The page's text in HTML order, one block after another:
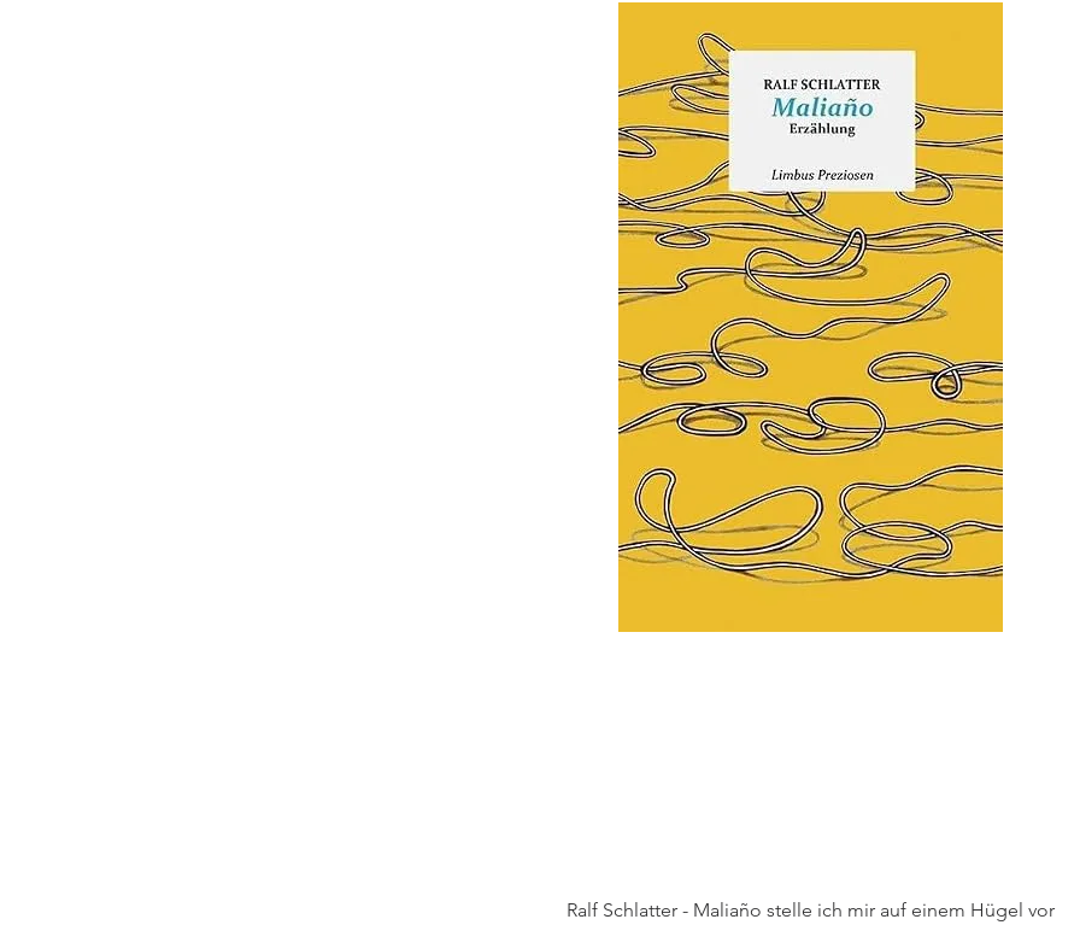
Schnellansicht
Ralf Schlatter - Maliaño stelle ich mir auf einem Hügel vor